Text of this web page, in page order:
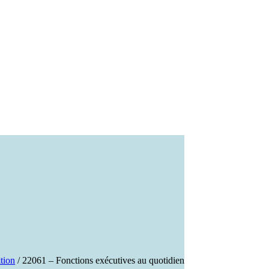
/ 22061 – Fonctions exécutives au quotidien